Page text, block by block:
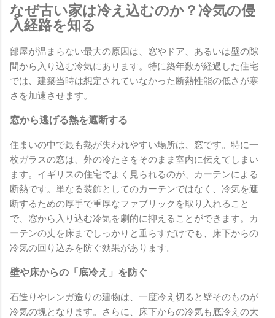
なぜ古い家は冷え込むのか？冷気の侵
入経路を知る
部屋が温まらない最大の原因は、窓やドア、あるいは壁の隙
間から入り込む冷気にあります。特に築年数が経過した住宅
では、建築当時は想定されていなかった断熱性能の低さが寒
さを加速させます。
窓から逃げる熱を遮断する
住まいの中で最も熱が失われやすい場所は、窓です。特に一
枚ガラスの窓は、外の冷たさをそのまま室内に伝えてしまい
ます。イギリスの住宅でよく見られるのが、カーテンによる
断熱です。単なる装飾としてのカーテンではなく、冷気を遮
断するための厚手で重厚なファブリックを取り入れること
で、窓から入り込む冷気を劇的に抑えることができます。カ
ーテンの丈を床までしっかりと垂らすだけでも、床下からの
冷気の回り込みを防ぐ効果があります。
壁や床からの「底冷え」を防ぐ
石造りやレンガ造りの建物は、一度冷え切ると壁そのものが
冷気の塊となります。さらに、床下からの冷気も底冷えの大